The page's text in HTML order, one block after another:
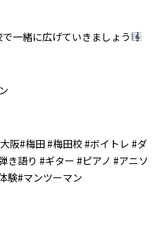
一緒に広げていきましょう
阪#梅田 #梅田校 #ボイトレ #ダ
き語り #ギター #ピアノ #アニソ
験#マンツーマン